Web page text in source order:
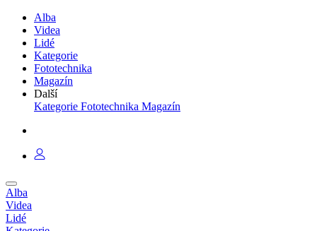
Alba
Videa
Lidé
Kategorie
Fototechnika
Magazín
Další
Kategorie Fototechnika Magazín
Alba
Videa
Lidé